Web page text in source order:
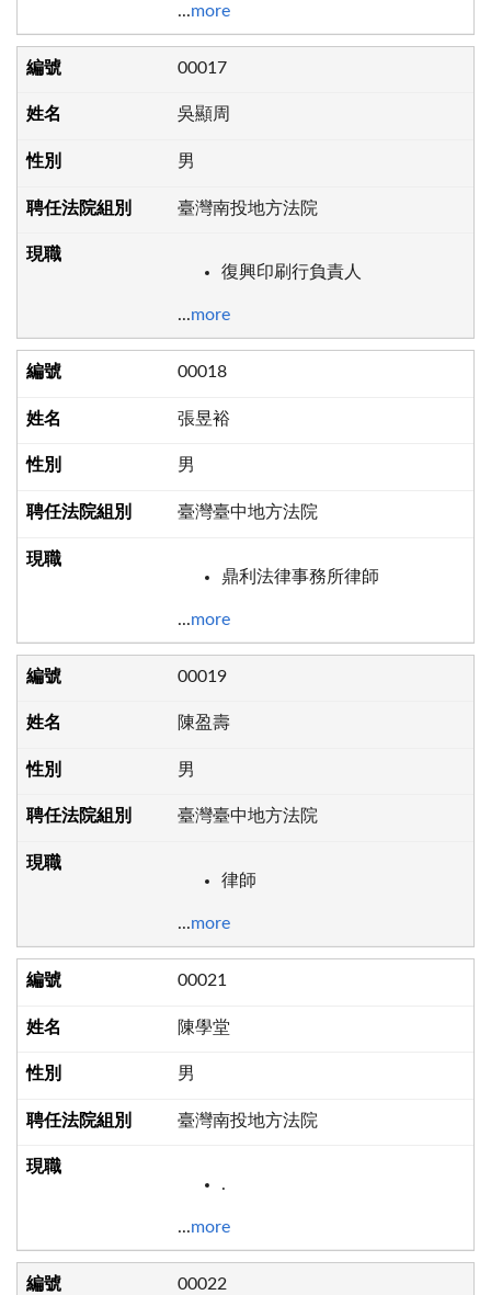
...more
00017
吳顯周
男
臺灣南投地方法院
復興印刷行負責人
...more
00018
張昱裕
男
臺灣臺中地方法院
鼎利法律事務所律師
...more
00019
陳盈壽
男
臺灣臺中地方法院
律師
...more
00021
陳學堂
男
臺灣南投地方法院
.
...more
00022